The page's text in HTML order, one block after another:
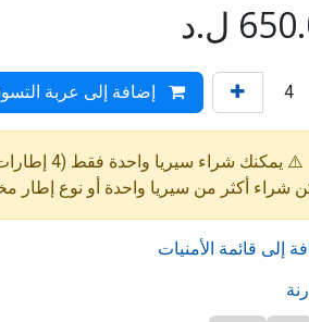
ل.د
إضافة إلى عربة
⚠️ يمكنك شراء سيريا واحدة فقط (4 إطارات) في كل طلب.
شراء أكثر من سيريا واحدة أو نوع